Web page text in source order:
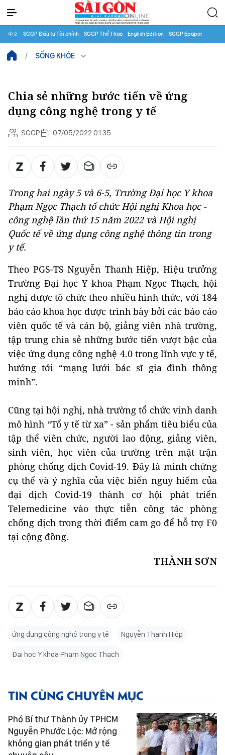
中文 SGGP Đầu tư Tài chính SGGP Thể Thao English Edition SGGP Epaper
SỐNG KHỎE
Chia sẻ những bước tiến về ứng
dụng công nghệ trong y tế
SGGP 07/05/2022 01:35
Trong hai ngày 5 và 6-5, Trường Đại học Y khoa
Phạm Ngọc Thạch tổ chức Hội nghị Khoa học -
công nghệ lần thứ 15 năm 2022 và Hội nghị
Quốc tế về ứng dụng công nghệ thông tin trong
y tế.
Theo PGS-TS Nguyễn Thanh Hiệp, Hiệu trưởng
Trường Đại học Y khoa Phạm Ngọc Thạch, hội
nghị được tổ chức theo nhiều hình thức, với 184
báo cáo khoa học được trình bày bởi các báo cáo
viên quốc tế và cán bộ, giảng viên nhà trường,
tập trung chia sẻ những bước tiến vượt bậc của
việc ứng dụng công nghệ 4.0 trong lĩnh vực y tế,
hướng tới “mạng lưới bác sĩ gia đình thông
minh”.
Cũng tại hội nghị, nhà trường tổ chức vinh danh
mô hình “Tổ y tế từ xa” - sản phẩm tiêu biểu của
tập thể viên chức, người lao động, giảng viên,
sinh viên, học viên của trường trên mặt trận
phòng chống dịch Covid-19. Đây là minh chứng
cụ thể và ý nghĩa của việc biến nguy hiểm của
đại dịch Covid-19 thành cơ hội phát triển
Telemedicine vào thực tiễn công tác phòng
chống dịch trong thời điểm cam go để hỗ trợ F0
tại cộng đồng.
THÀNH SƠN
ứng dụng công nghệ trong y tế Nguyễn Thanh Hiệp
Đại học Y khoa Phạm Ngọc Thạch
TIN CÙNG CHUYÊN MỤC
Phó Bí thư Thành ủy TPHCM
Nguyễn Phước Lộc: Mở rộng
không gian phát triển y tế